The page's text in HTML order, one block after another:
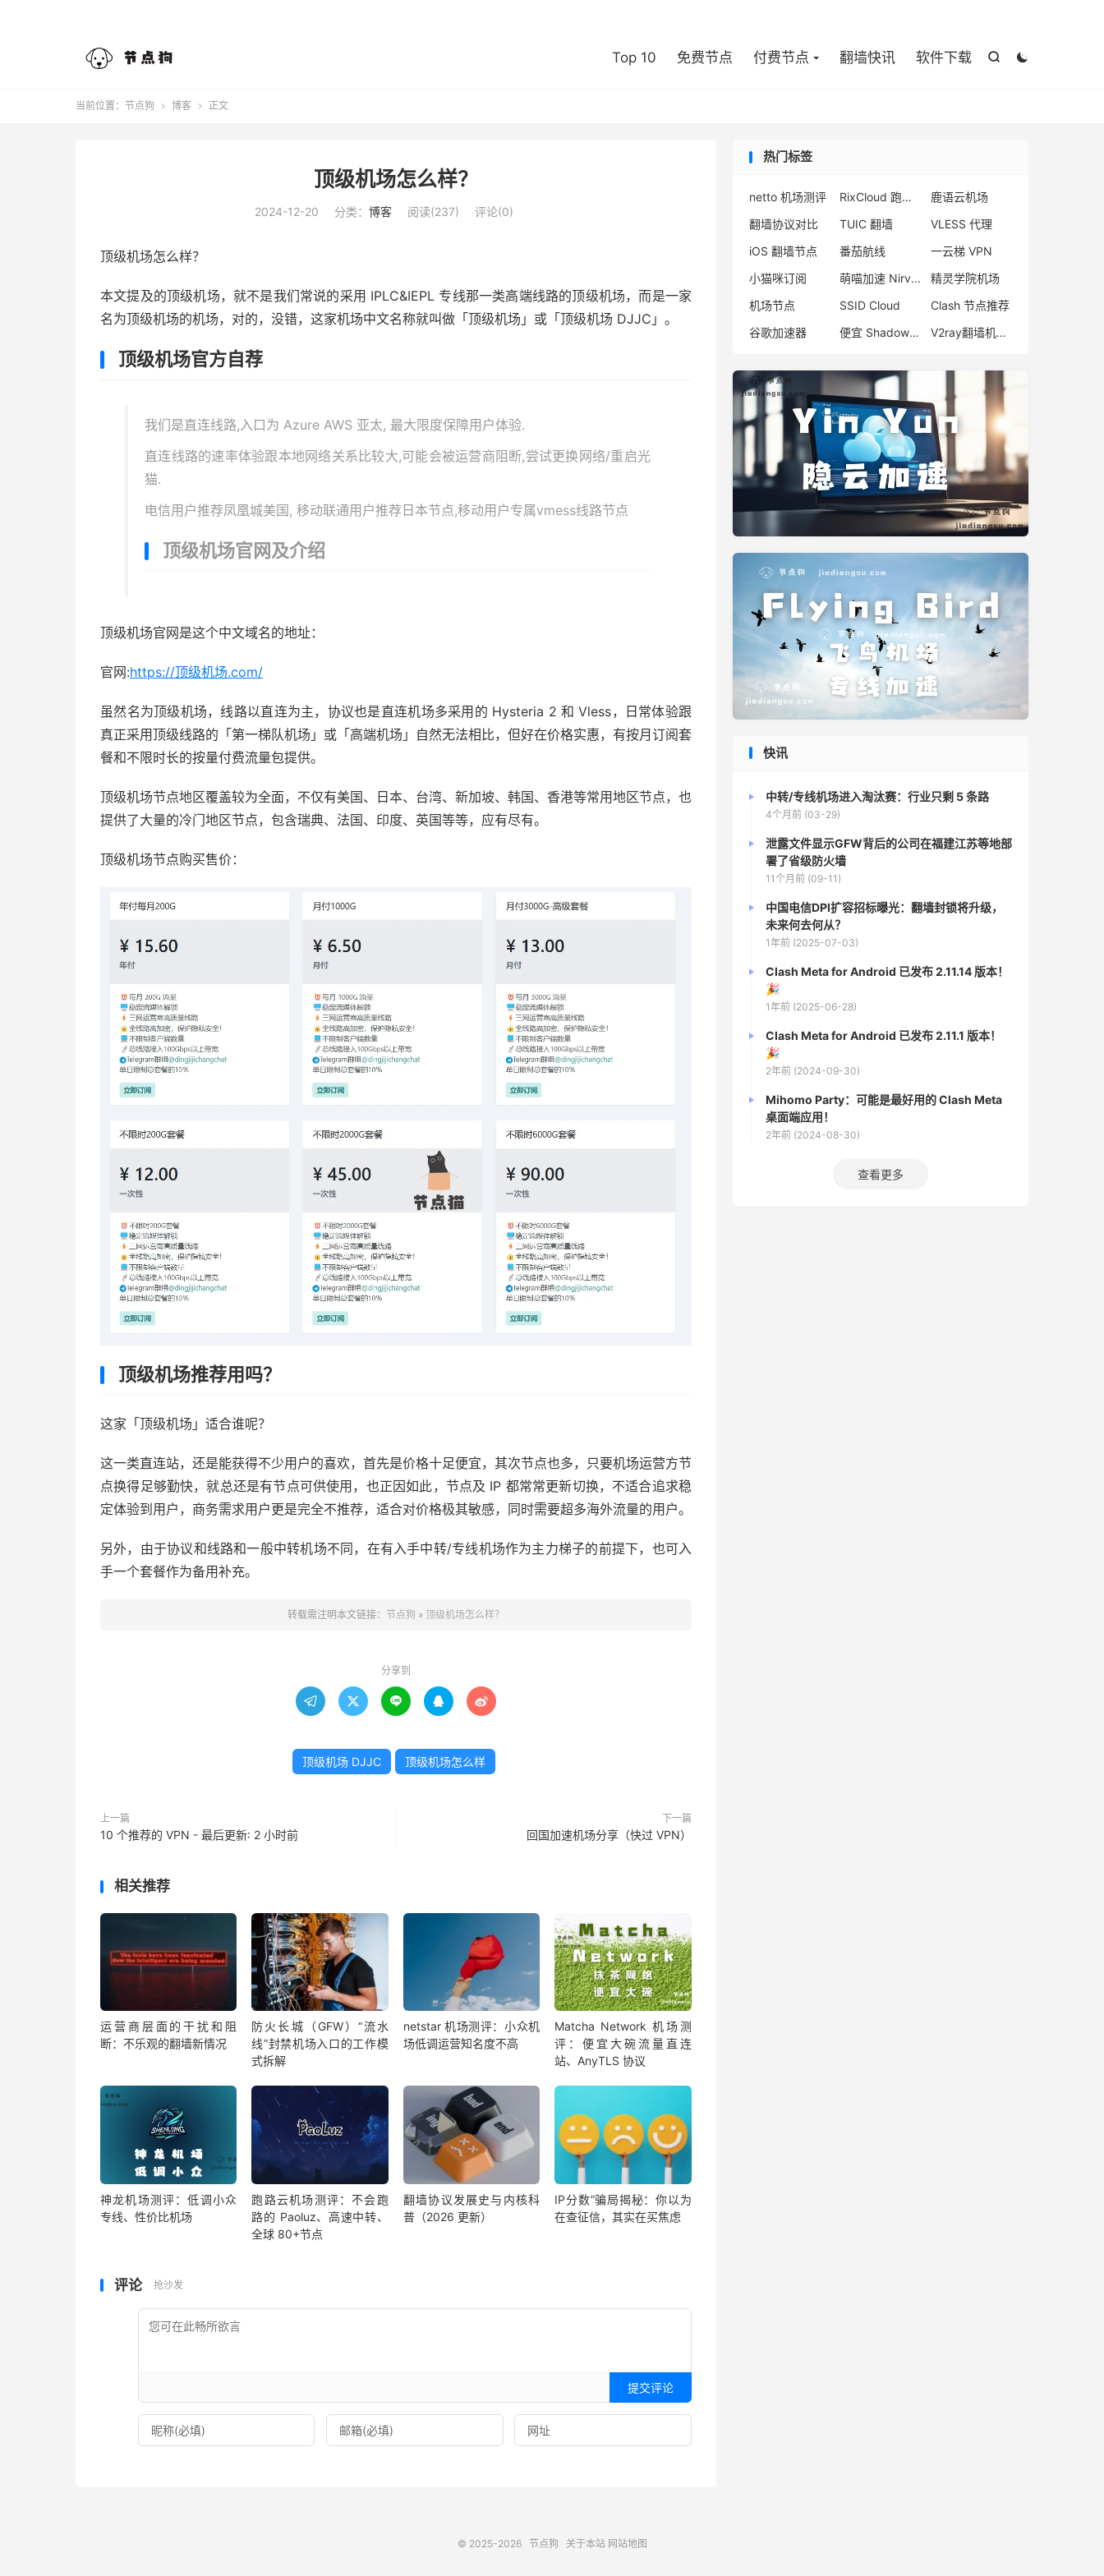


Top 10 免费节点 付费节点 翻墙快讯 软件下载
当前位置： 节点狗  博客  正文
顶级机场怎么样？
2024-12-20 分类： 博客 阅读(237) 评论(0)
顶级机场怎么样？
本文提及的顶级机场，就不是我们常说的采用 IPLC&IEPL 专线那一类高端线路的顶级机场，而是一家
名为顶级机场的机场，对的，没错，这家机场中文名称就叫做「顶级机场」或「顶级机场 DJJC」。
顶级机场官方自荐
我们是直连线路,入口为 Azure AWS 亚太, 最大限度保障用户体验.
直连线路的速率体验跟本地网络关系比较大,可能会被运营商阻断,尝试更换网络/重启光
猫.
电信用户推荐凤凰城美国, 移动联通用户推荐日本节点,移动用户专属vmess线路节点
顶级机场官网及介绍
顶级机场官网是这个中文域名的地址：
官网:https://顶级机场.com/
虽然名为顶级机场，线路以直连为主，协议也是直连机场多采用的 Hysteria 2 和 Vless，日常体验跟
真正采用顶级线路的「第一梯队机场」或「高端机场」自然无法相比，但好在价格实惠，有按月订阅套
餐和不限时长的按量付费流量包提供。
顶级机场节点地区覆盖较为全面，不仅有美国、日本、台湾、新加坡、韩国、香港等常用地区节点，也
提供了大量的冷门地区节点，包含瑞典、法国、印度、英国等等，应有尽有。
顶级机场节点购买售价：
顶级机场推荐用吗？
这家「顶级机场」适合谁呢？
这一类直连站，还是能获得不少用户的喜欢，首先是价格十足便宜，其次节点也多，只要机场运营方节
点换得足够勤快，就总还是有节点可供使用，也正因如此，节点及 IP 都常常更新切换，不适合追求稳
定体验到用户，商务需求用户更是完全不推荐，适合对价格极其敏感，同时需要超多海外流量的用户。
另外，由于协议和线路和一般中转机场不同，在有入手中转/专线机场作为主力梯子的前提下，也可入
手一个套餐作为备用补充。
转载需注明本文链接： 节点狗 » 顶级机场怎么样？
分享到
    
顶级机场 DJJC 顶级机场怎么样
上一篇
10 个推荐的 VPN - 最后更新: 2 小时前
下一篇
回国加速机场分享（快过 VPN）
相关推荐
运营商层面的干扰和阻
断：不乐观的翻墙新情况
防火长城（GFW）“流水
线”封禁机场入口的工作模
式拆解
netstar 机场测评：小众机
场低调运营知名度不高
Matcha Network 机场测
评：便宜大碗流量直连
站、AnyTLS 协议
神龙机场测评：低调小众
专线、性价比机场
跑路云机场测评：不会跑
路的 Paoluz、高速中转、
全球 80+节点
翻墙协议发展史与内核科
普（2026 更新）
IP分数”骗局揭秘：你以为
在查征信，其实在买焦虑
评论 抢沙发
提交评论
热门标签
netto 机场测评 RixCloud 跑路原因
鹿语云机场
翻墙协议对比
TUIC 翻墙
VLESS 代理
iOS 翻墙节点
番茄航线
一云梯 VPN
小猫咪订阅
萌喵加速 Nirvana
精灵学院机场
机场节点
SSID Cloud
Clash 节点推荐
谷歌加速器
便宜 Shadowsocks 购买 V2ray翻墙机场推荐
快讯
中转/专线机场进入淘汰赛：行业只剩 5 条路
4个月前 (03-29)
泄露文件显示GFW背后的公司在福建江苏等地部
署了省级防火墙
11个月前 (09-11)
中国电信DPI扩容招标曝光：翻墙封锁将升级，
未来何去何从？
1年前 (2025-07-03)
Clash Meta for Android 已发布 2.11.14 版本！
🎉
1年前 (2025-06-28)
Clash Meta for Android 已发布 2.11.1 版本！
🎉
2年前 (2024-09-30)
Mihomo Party：可能是最好用的 Clash Meta
桌面端应用！
2年前 (2024-08-30)
查看更多
© 2025-2026 节点狗 关于本站 网站地图